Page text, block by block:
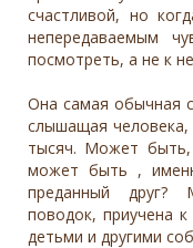
счастливой, но
непередаваемым
посмотреть, а не к
Она самая обычная
слышащая человека,
тысяч. Может
может быть ,
преданный друг?
поводок, приучена
детьми и другими